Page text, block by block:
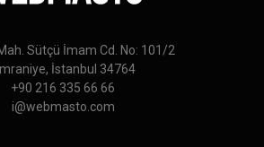
Sütçü İmam Cd. No: 101/2
İstanbul 34764
+90 216 335 66 66
i@webmasto.com